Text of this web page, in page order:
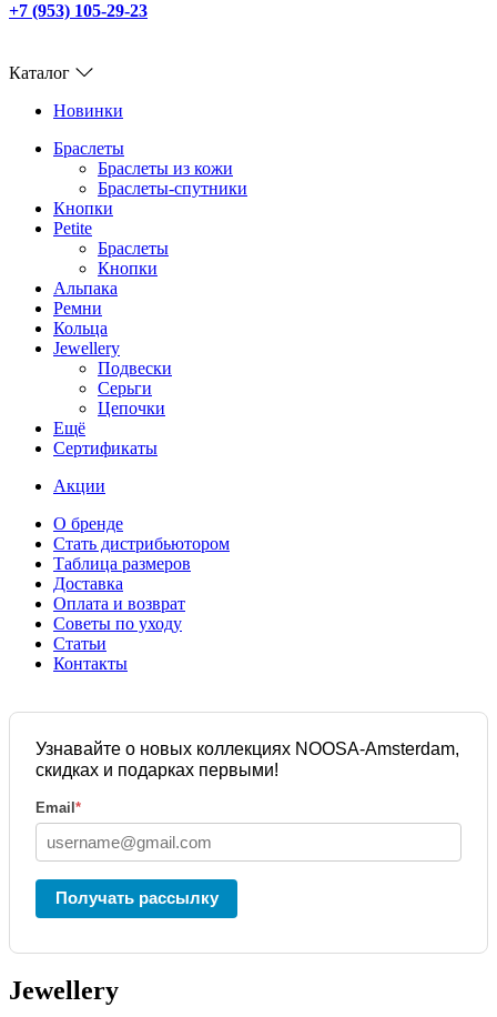
+7 (953) 105-29-23
Каталог
Новинки
Браслеты
Браслеты из кожи
Браслеты-спутники
Кнопки
Petite
Браслеты
Кнопки
Альпака
Ремни
Кольца
Jewellery
Подвески
Серьги
Цепочки
Ещё
Сертификаты
Акции
О бренде
Стать дистрибьютором
Таблица размеров
Доставка
Оплата и возврат
Советы по уходу
Статьи
Контакты
Узнавайте о новых коллекциях NOOSA-Amsterdam,
скидках и подарках первыми!
Email *
Получать рассылку
Jewellery